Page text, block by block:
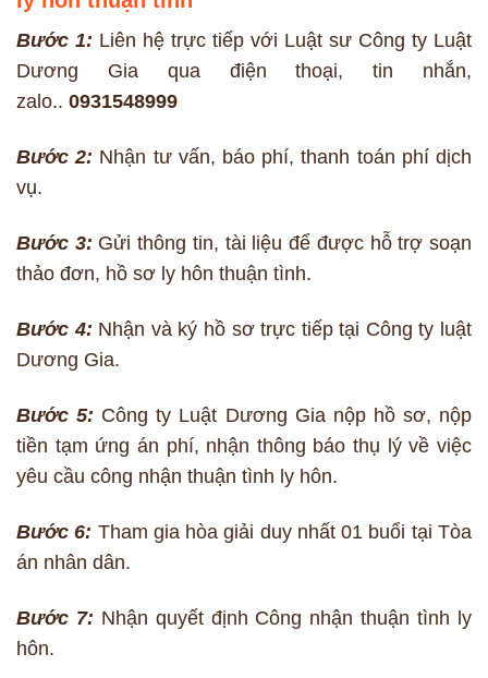
Bước 1: Liên hệ trực tiếp với Luật sư Công ty Luật
Dương Gia qua điện thoại, tin nhắn,
zalo.. 0931548999
Bước 2: Nhận tư vấn, báo phí, thanh toán phí dịch
vụ.
Bước 3: Gửi thông tin, tài liệu để được hỗ trợ soạn
thảo đơn, hồ sơ ly hôn thuận tình.
Bước 4: Nhận và ký hồ sơ trực tiếp tại Công ty luật
Dương Gia.
Bước 5: Công ty Luật Dương Gia nộp hồ sơ, nộp
tiền tạm ứng án phí, nhận thông báo thụ lý về việc
yêu cầu công nhận thuận tình ly hôn.
Bước 6: Tham gia hòa giải duy nhất 01 buổi tại Tòa
án nhân dân.
Bước 7: Nhận quyết định Công nhận thuận tình ly
hôn.